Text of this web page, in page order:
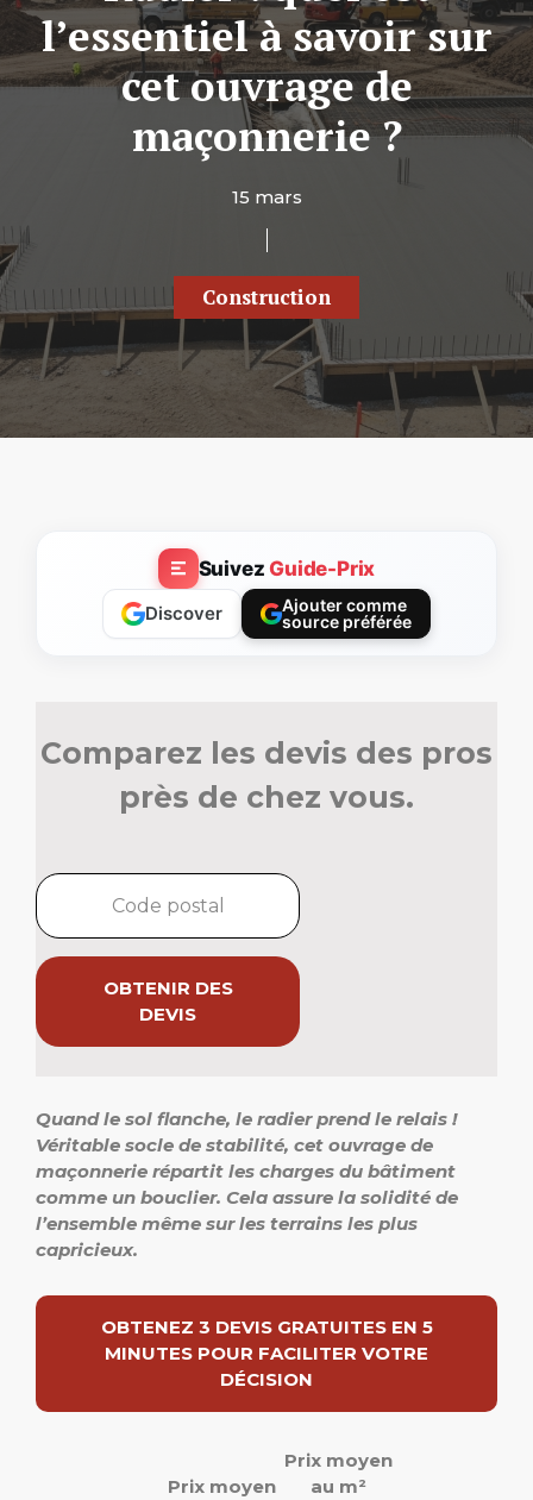
l’essentiel à savoir sur
cet ouvrage de
maçonnerie ?
15 mars
Construction
SuivezGuide-Prix
Discover
Ajouter comme
source préférée
Comparez les devis des pros
près de chez vous.
OBTENIR DES
DEVIS
Quand le sol flanche, le radier prend le relais !
Véritable socle de stabilité, cet ouvrage de
maçonnerie répartit les charges du bâtiment
comme un bouclier. Cela assure la solidité de
l’ensemble même sur les terrains les plus
capricieux.
OBTENEZ 3 DEVIS GRATUITES EN 5
MINUTES POUR FACILITER VOTRE
DÉCISION
Prix moyen
Prix moyen
au m²